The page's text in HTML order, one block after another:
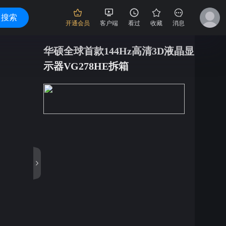
搜索
开通会员 客户端 看过 收藏 消息
华硕全球首款144Hz高清3D液晶显
示器VG278HE拆箱